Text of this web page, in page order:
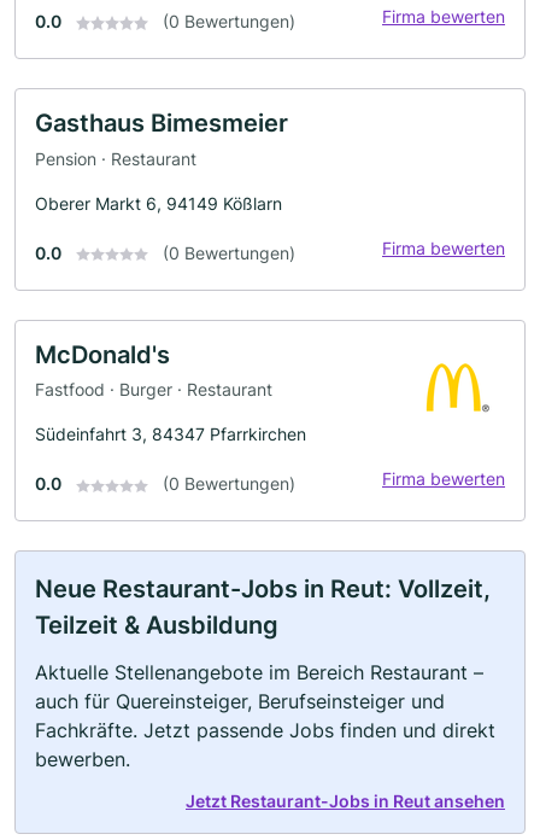
0.0 (0 Bewertungen) Firma bewerten
Gasthaus Bimesmeier
Pension · Restaurant
Oberer Markt 6, 94149 Kößlarn
0.0 (0 Bewertungen) Firma bewerten
McDonald's
Fastfood · Burger · Restaurant
Südeinfahrt 3, 84347 Pfarrkirchen
0.0 (0 Bewertungen) Firma bewerten
Neue Restaurant-Jobs in Reut: Vollzeit,
Teilzeit & Ausbildung
Aktuelle Stellenangebote im Bereich Restaurant –
auch für Quereinsteiger, Berufseinsteiger und
Fachkräfte. Jetzt passende Jobs finden und direkt
bewerben.
Jetzt Restaurant-Jobs in Reut ansehen